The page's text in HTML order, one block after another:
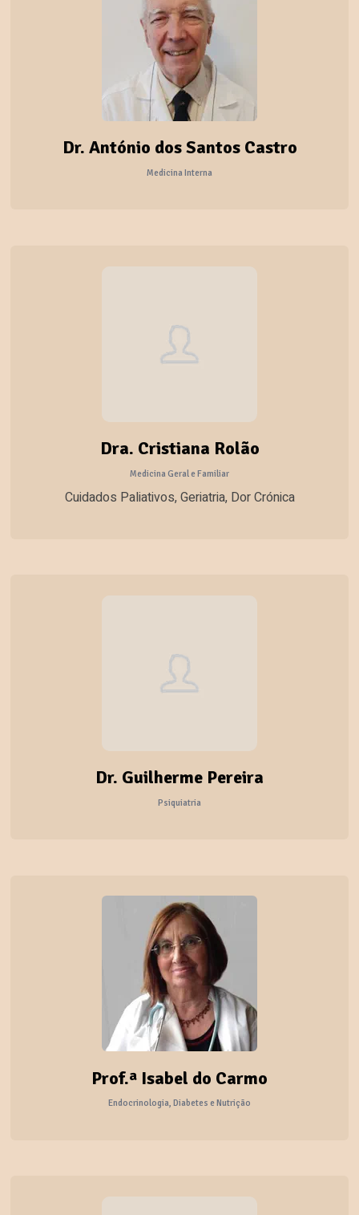
Dr. António dos Santos Castro
Medicina Interna
Dra. Cristiana Rolão
Medicina Geral e Familiar
Cuidados Paliativos, Geriatria, Dor Crónica
Dr. Guilherme Pereira
Psiquiatria
Prof.ª Isabel do Carmo
Endocrinologia, Diabetes e Nutrição